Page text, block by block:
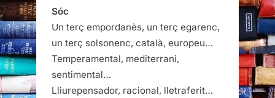
Sóc
Un terç empordanès, un terç egarenc,
un terç solsonenc, català, europeu…
Temperamental, mediterrani,
sentimental…
Lliurepensador, racional, lletraferit…